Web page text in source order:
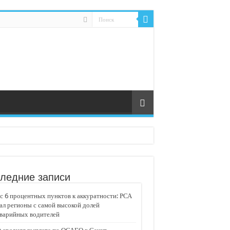
«Движение»
записи
6 процентных пунктов к аккуратности: РСА
регионы с самой высокой долей
водителей